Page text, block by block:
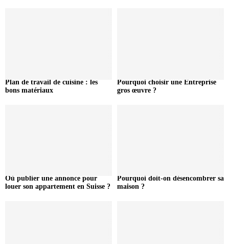
Plan de travail de cuisine : les
bons matériaux
Pourquoi choisir une Entreprise
gros œuvre ?
Où publier une annonce pour
louer son appartement en Suisse ?
Pourquoi doit-on désencombrer sa
maison ?